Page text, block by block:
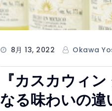
8月 13, 2022 Okawa
『カスカウィ
なる味わいの